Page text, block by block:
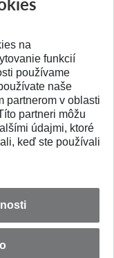
Pridané 07.07.2026
na
funkcií
používame
naše
partnerom v oblasti
partneri môžu
údajmi, ktoré
keď ste používali